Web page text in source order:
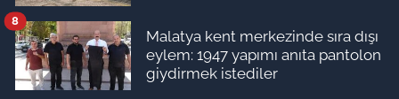
Malatya kent merkezinde sıra dışı
eylem: 1947 yapımı anıta pantolon
giydirmek istediler
8